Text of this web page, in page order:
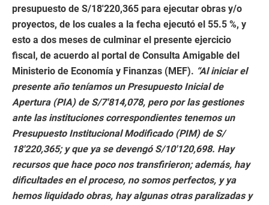
presupuesto de S/18′220,365 para ejecutar obras y/o
proyectos, de los cuales a la fecha ejecutó el 55.5 %, y
esto a dos meses de culminar el presente ejercicio
fiscal, de acuerdo al portal de Consulta Amigable del
Ministerio de Economía y Finanzas (MEF). “Al iniciar el
presente año teníamos un Presupuesto Inicial de
Apertura (PIA) de S/7′814,078, pero por las gestiones
ante las instituciones correspondientes tenemos un
Presupuesto Institucional Modificado (PIM) de S/
18′220,365; y que ya se devengó S/10′120,698. Hay
recursos que hace poco nos transfirieron; además, hay
dificultades en el proceso, no somos perfectos, y ya
hemos liquidado obras, hay algunas otras paralizadas y